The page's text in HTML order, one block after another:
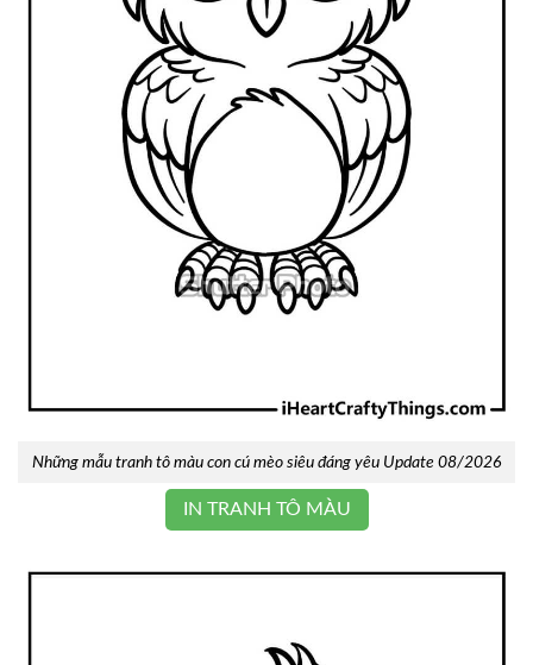
Những mẫu tranh tô màu con cú mèo siêu đáng yêu Update 08/2026
IN TRANH TÔ MÀU